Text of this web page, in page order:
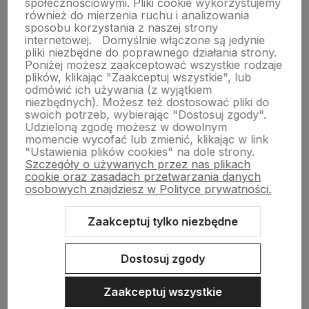
Do koszyka Do koszyka
O nas
społecznościowymi. Pliki cookie wykorzystujemy
również do mierzenia ruchu i analizowania
sposobu korzystania z naszej strony
internetowej.
Domyślnie włączone są jedynie
pliki niezbędne do poprawnego działania strony.
Poniżej możesz zaakceptować wszystkie rodzaje
plików, klikając "Zaakceptuj wszystkie", lub
odmówić ich używania (z wyjątkiem
niezbędnych). Możesz też dostosować pliki do
swoich potrzeb, wybierając "Dostosuj zgody".
Udzieloną zgodę możesz w dowolnym
momencie wycofać lub zmienić, klikając w link
"Ustawienia plików cookies" na dole strony.
Szczegóły o używanych przez nas plikach
cookie oraz zasadach przetwarzania danych
osobowych znajdziesz w Polityce prywatności.
Zaakceptuj tylko niezbędne
Dostosuj zgody
Zaakceptuj wszystkie